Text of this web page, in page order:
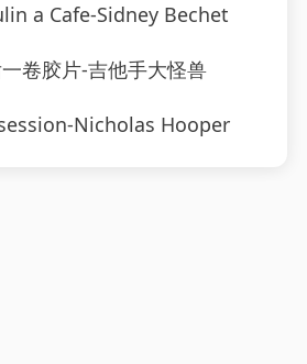
a Cafe-Sidney Bechet
一卷胶片-吉他手大怪兽
Nicholas Hooper